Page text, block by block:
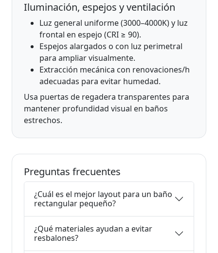
Iluminación, espejos y ventilación
Luz general uniforme (3000–4000K) y luz
frontal en espejo (CRI ≥ 90).
Espejos alargados o con luz perimetral
para ampliar visualmente.
Extracción mecánica con renovaciones/h
adecuadas para evitar humedad.
Usa puertas de regadera transparentes para
mantener profundidad visual en baños
estrechos.
Preguntas frecuentes
¿Cuál es el mejor layout para un baño
rectangular pequeño?
¿Qué materiales ayudan a evitar
resbalones?